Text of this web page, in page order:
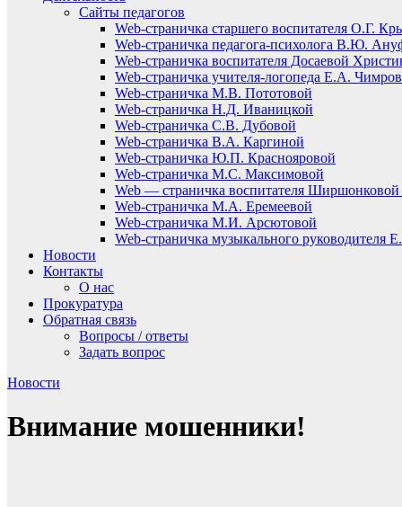
Сайты педагогов
Web-страничка старшего воспитателя О.Г.
Web-страничка педагога-психолога В.Ю.
Web-страничка воспитателя Досаевой
Web-страничка учителя-логопеда Е.А.
Web-страничка М.В. Пототовой
Web-страничка Н.Д. Иваницкой
Web-страничка С.В. Дубовой
Web-страничка В.А. Каргиной
Web-страничка Ю.П. Краснояровой
Web-страничка М.С. Максимовой
Web — страничка воспитателя
Web-страничка М.А. Еремеевой
Web-страничка М.И. Арсютовой
Web-страничка музыкального руководителя
Новости
Контакты
О нас
Прокуратура
Обратная связь
Вопросы / ответы
Задать вопрос
Новости
Внимание мошенники!